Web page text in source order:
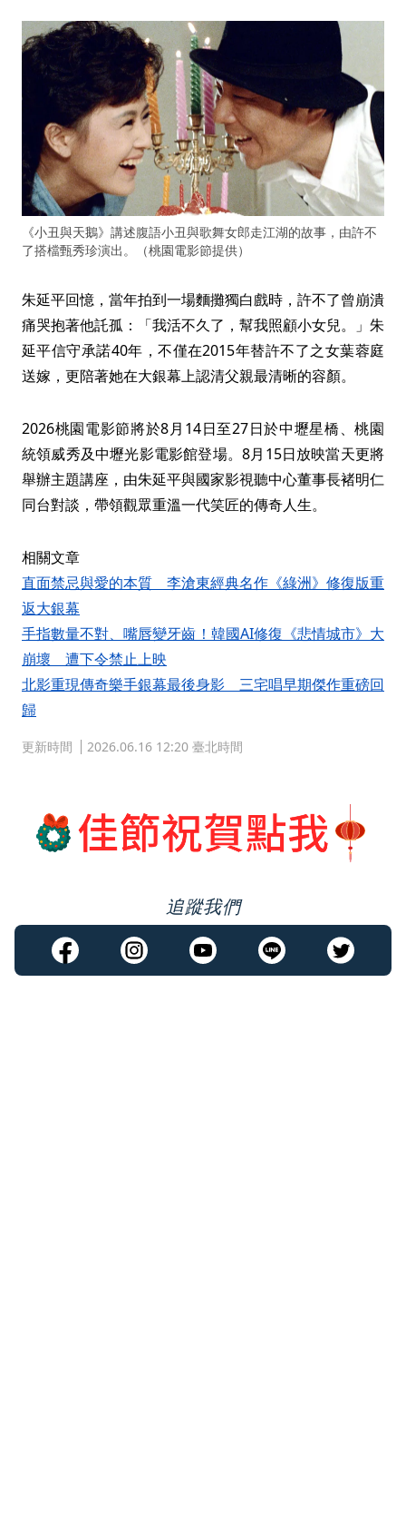
《小丑與天鵝》講述腹語小丑與歌舞女郎走江湖的故事，由許不
了搭檔甄秀珍演出。（桃園電影節提供）
朱延平回憶，當年拍到一場麵攤獨白戲時，許不了曾崩潰
痛哭抱著他託孤：「我活不久了，幫我照顧小女兒。」朱
延平信守承諾40年，不僅在2015年替許不了之女葉蓉庭
送嫁，更陪著她在大銀幕上認清父親最清晰的容顏。
2026桃園電影節將於8月14日至27日於中壢星橋、桃園
統領威秀及中壢光影電影館登場。8月15日放映當天更將
舉辦主題講座，由朱延平與國家影視聽中心董事長褚明仁
同台對談，帶領觀眾重溫一代笑匠的傳奇人生。
相關文章
直面禁忌與愛的本質 李滄東經典名作《綠洲》修復版重
返大銀幕
手指數量不對、嘴唇變牙齒！韓國AI修復《悲情城市》大
崩壞 遭下令禁止上映
北影重現傳奇樂手銀幕最後身影 三宅唱早期傑作重磅回
歸
更新時間 2026.06.16 12:20 臺北時間
追蹤我們